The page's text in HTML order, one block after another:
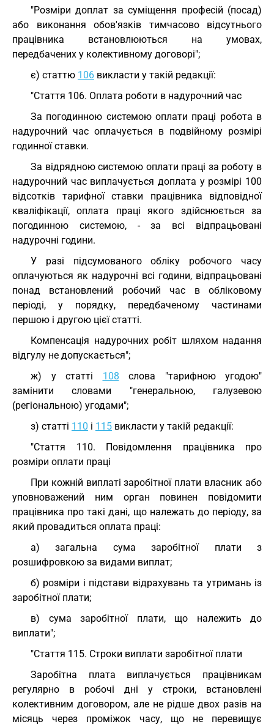
"Розміри доплат за суміщення професій (посад)
або виконання обов'язків тимчасово відсутнього
працівника встановлюються на умовах,
передбачених у колективному договорі";
є) статтю 106 викласти у такій редакції:
"Стаття 106. Оплата роботи в надурочний час
За погодинною системою оплати праці робота в
надурочний час оплачується в подвійному розмірі
годинної ставки.
За відрядною системою оплати праці за роботу в
надурочний час виплачується доплата у розмірі 100
відсотків тарифної ставки працівника відповідної
кваліфікації, оплата праці якого здійснюється за
погодинною системою, - за всі відпрацьовані
надурочні години.
У разі підсумованого обліку робочого часу
оплачуються як надурочні всі години, відпрацьовані
понад встановлений робочий час в обліковому
періоді, у порядку, передбаченому частинами
першою і другою цієї статті.
Компенсація надурочних робіт шляхом надання
відгулу не допускається";
ж) у статті 108 слова "тарифною угодою"
замінити словами "генеральною, галузевою
(регіональною) угодами";
з) статті 110 і 115 викласти у такій редакції:
"Стаття 110. Повідомлення працівника про
розміри оплати праці
При кожній виплаті заробітної плати власник або
уповноважений ним орган повинен повідомити
працівника про такі дані, що належать до періоду, за
який провадиться оплата праці:
а) загальна сума заробітної плати з
розшифровкою за видами виплат;
б) розміри і підстави відрахувань та утримань із
заробітної плати;
в) сума заробітної плати, що належить до
виплати";
"Стаття 115. Строки виплати заробітної плати
Заробітна плата виплачується працівникам
регулярно в робочі дні у строки, встановлені
колективним договором, але не рідше двох разів на
місяць через проміжок часу, що не перевищує